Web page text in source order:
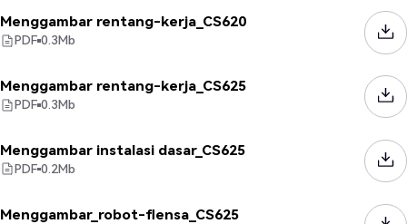
Menggambar rentang-kerja_CS620
PDF 0.3Mb
Menggambar rentang-kerja_CS625
PDF 0.3Mb
Menggambar instalasi dasar_CS625
PDF 0.2Mb
Menggambar_robot-flensa_CS625